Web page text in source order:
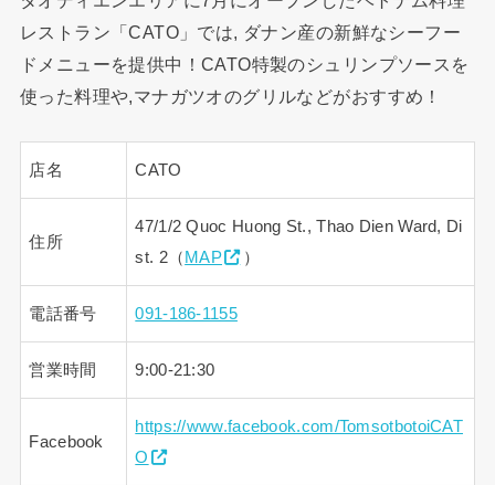
レストラン「CATO」では, ダナン産の新鮮なシーフー
ドメニューを提供中！CATO特製のシュリンプソースを
使った料理や,マナガツオのグリルなどがおすすめ！
店名 CATO
住所
47/1/2 Quoc Huong St., Thao Dien Ward, Di
st. 2（ MAP ）
電話番号 091-186-1155
営業時間 9:00-21:30
Facebook
https://www.facebook.com/TomsotbotoiCAT
O